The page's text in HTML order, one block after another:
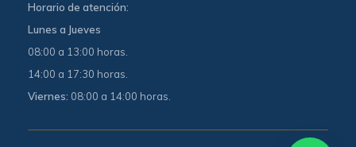
Horario de atención:
Lunes a Jueves
08:00 a 13:00 horas.
14:00 a 17:30 horas.
Viernes: 08:00 a 14:00 horas.